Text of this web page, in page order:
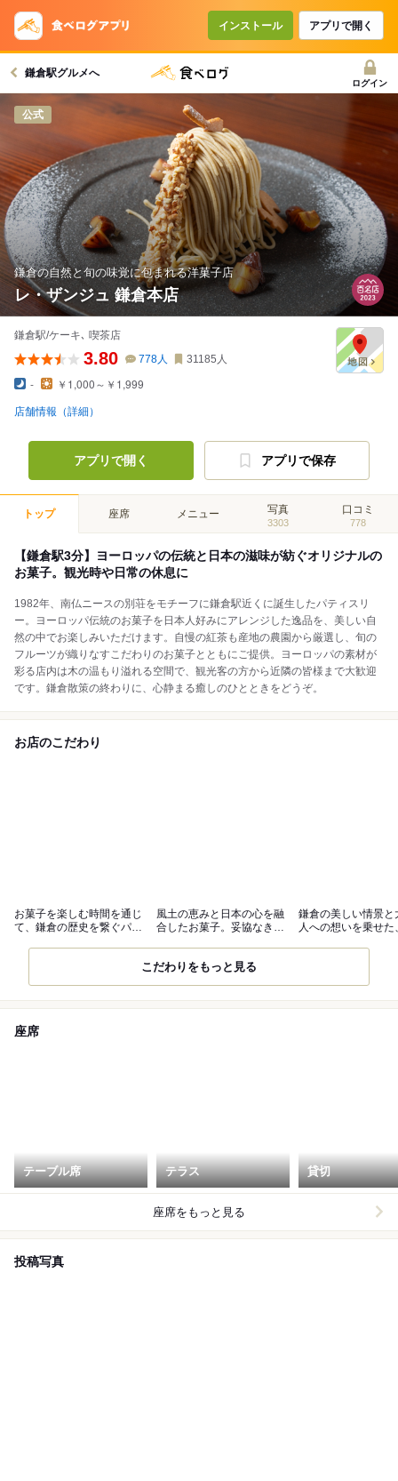
インストール アプリで開く
鎌倉駅グルメへ
ログイン
公式
鎌倉の自然と旬の味覚に包まれる洋菓子店
レ・ザンジュ 鎌倉本店
鎌倉駅/ケーキ､ 喫茶店
3.80 778人 31185 人
- ￥1,000～￥1,999
店舗情報（詳細）
アプリで開く アプリで保存
トップ 座席 メニュー 写真
3303
口コミ
778
【鎌倉駅3分】ヨーロッパの伝統と日本の滋味が紡ぐオリジナルの
お菓子。観光時や日常の休息に
1982年、南仏ニースの別荘をモチーフに鎌倉駅近くに誕生したパティスリ
ー。ヨーロッパ伝統のお菓子を日本人好みにアレンジした逸品を、美しい自
然の中でお楽しみいただけます。自慢の紅茶も産地の農園から厳選し、旬の
フルーツが織りなすこだわりのお菓子とともにご提供。ヨーロッパの素材が
彩る店内は木の温もり溢れる空間で、観光客の方から近隣の皆様まで大歓迎
です。鎌倉散策の終わりに、心静まる癒しのひとときをどうぞ。
お店のこだわり
お菓子を楽しむ時間を通じ
て、鎌倉の歴史を繋ぐパテ
風土の恵みと日本の心を融
合したお菓子。妥協なき素
鎌倉の美しい情景と
人への想いを乗せた
こだわりをもっと見る
座席
テーブル席 テラス 貸切
座席をもっと見る
投稿写真